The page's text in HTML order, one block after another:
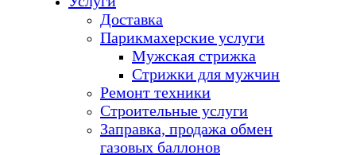
Доставка
Парикмахерские услуги
Мужская стрижка
Стрижки для мужчин
Ремонт техники
Строительные услуги
Заправка, продажа обмен
газовых баллонов